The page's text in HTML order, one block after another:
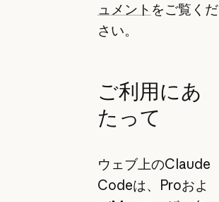
ュメント をご覧くだ
さい。
ご利用にあ
たって
ウェブ上のClaude
Codeは、Proおよ